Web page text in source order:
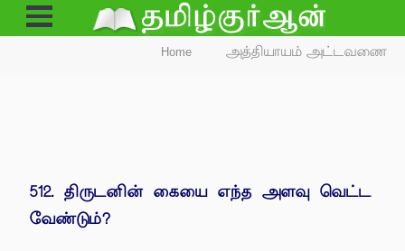
Open
Menu
Home அத்தியாயம் அட்டவணை
512. திருடனின் கையை எந்த அளவு வெட்ட
வேண்டும்?